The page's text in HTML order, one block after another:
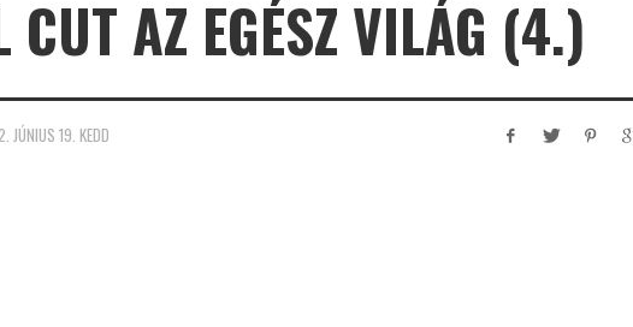
CUT AZ EGÉSZ VILÁG (4.)
JÚNIUS 19. KEDD